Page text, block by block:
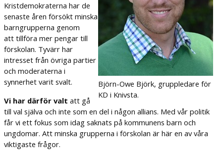
Björn-Owe Björk, gruppledare för
KD i Knivsta.
Kristdemokraterna har de
senaste åren försökt minska
barngrupperna genom
att tillföra mer pengar till
förskolan. Tyvärr har
intresset från övriga partier
och moderaterna i
synnerhet varit svalt.
Vi har därför valt att gå
till val själva och inte som en del i någon allians. Med vår politik
får vi ett fokus som idag saknats på kommunens barn och
ungdomar. Att minska grupperna i förskolan är här en av våra
viktigaste frågor.